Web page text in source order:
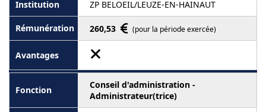
ZP BELOEIL/LEUZE-EN-HAINAUT
260,53 (pour la période exercée)
Conseil d'administration -
Administrateur(trice)